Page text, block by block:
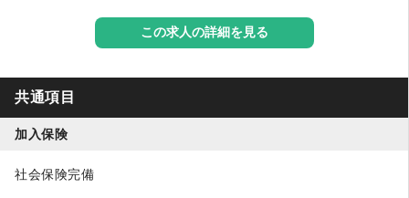
この求人の詳細を見る
共通項目
加入保険
社会保険完備